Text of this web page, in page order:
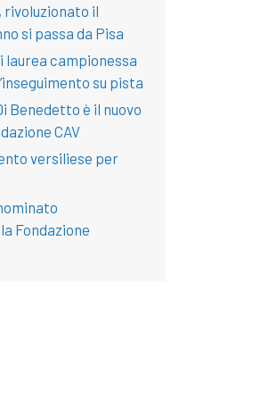
il
si passa da Pisa
laurea campionessa
su pista
Benedetto è il nuovo
CAV
versiliese per
Fondazione